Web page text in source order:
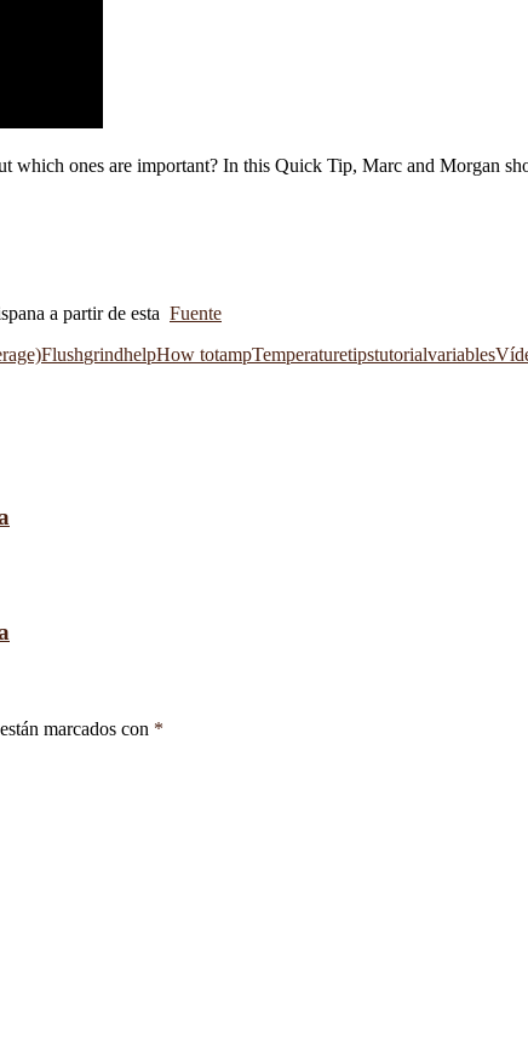
which ones are important? In this Quick Tip, Marc and Morgan
a partir de esta Fuente
FlushgrindhelpHow totampTemperaturetipstutorialvariables
marcados con *